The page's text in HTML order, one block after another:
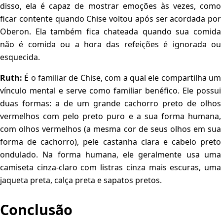
disso, ela é capaz de mostrar emoções às vezes, como
ficar contente quando Chise voltou após ser acordada por
Oberon. Ela também fica chateada quando sua comida
não é comida ou a hora das refeições é ignorada ou
esquecida.
Ruth: É o familiar de Chise, com a qual ele compartilha um
vínculo mental e serve como familiar benéfico. Ele possui
duas formas: a de um grande cachorro preto de olhos
vermelhos com pelo preto puro e a sua forma humana,
com olhos vermelhos (a mesma cor de seus olhos em sua
forma de cachorro), pele castanha clara e cabelo preto
ondulado. Na forma humana, ele geralmente usa uma
camiseta cinza-claro com listras cinza mais escuras, uma
jaqueta preta, calça preta e sapatos pretos.
Conclusão